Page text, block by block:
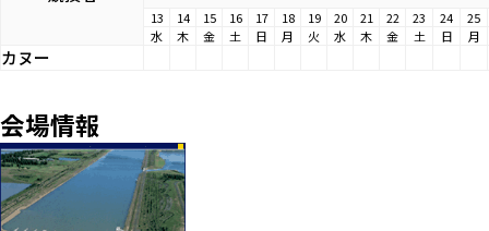
13 14 15 16 17 18 19 20 21 22 23 24
25
水
木 金 土 日 月 火 水 木 金 土 日 月
カヌー
会場情報